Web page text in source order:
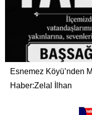
Esnemez Köyü’nden
Haber:Zelal İlhan